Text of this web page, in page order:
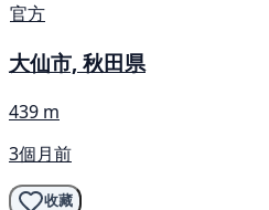
官方
大仙市, 秋田県
439 m
3個月前
收藏